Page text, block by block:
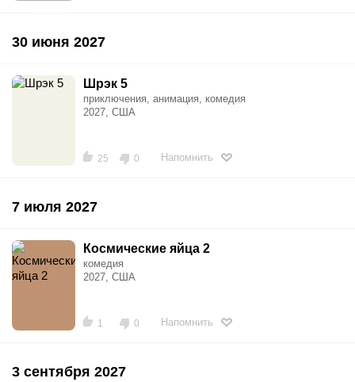
30 июня 2027
Шрэк 5
приключения, анимация, комедия
2027, США
25 0 Напомнить
7 июля 2027
Космические яйца 2
комедия
2027, США
1 0 Напомнить
3 сентября 2027